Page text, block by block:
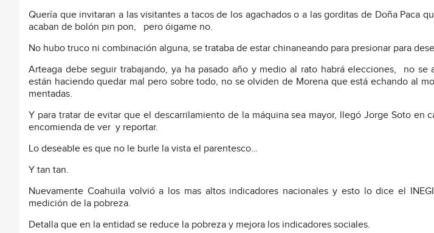
Quería que invitaran a las visitantes a tacos de los agachados o a las gorditas de Doña Paca
acaban de bolón pin pon, pero óigame no.
No hubo truco ni combinación alguna, se trataba de estar chinaneando para presionar para
Arteaga debe seguir trabajando, ya ha pasado año y medio al rato habrá elecciones, no se
están haciendo quedar mal pero sobre todo, no se olviden de Morena que está echando al
mentadas.
Y para tratar de evitar que el descarrilamiento de la máquina sea mayor, llegó Jorge Soto en
encomienda de ver y reportar.
Lo deseable es que no le burle la vista el parentesco…
Y tan tan.
Nuevamente Coahuila volvió a los mas altos indicadores nacionales y esto lo dice el
medición de la pobreza.
Detalla que en la entidad se reduce la pobreza y mejora los indicadores sociales.